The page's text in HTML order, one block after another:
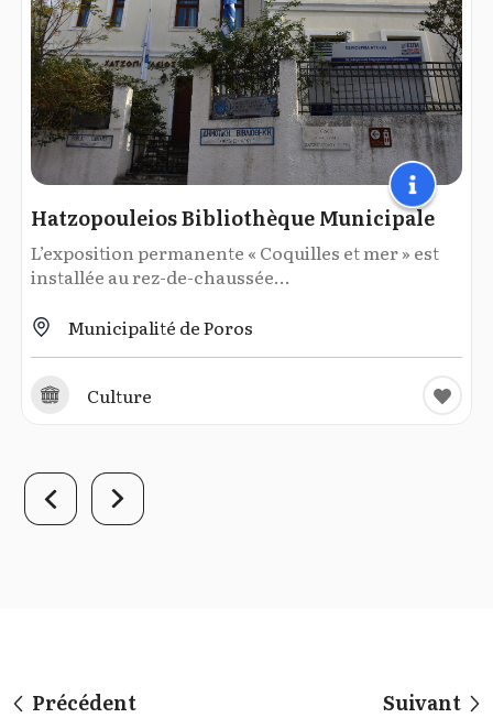
Hatzopouleios Bibliothèque Municipale
L’exposition permanente « Coquilles et mer » est
installée au rez-de-chaussée...
Municipalité de Poros
Culture
Précédent Suivant